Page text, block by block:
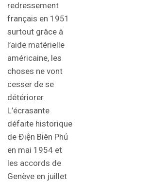
redressement
français en 1951
surtout grâce à
l’aide matérielle
américaine, les
choses ne vont
cesser de se
détériorer.
L’écrasante
défaite historique
de Ðiện Biên Phủ
en mai 1954 et
les accords de
Genève en juillet